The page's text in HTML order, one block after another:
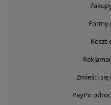
Formy
Koszt
Zmieści
PayPo